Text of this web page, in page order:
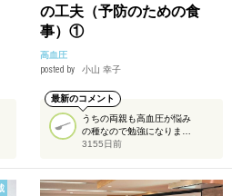
の工夫（予防のための食
事）①
高血圧
posted by
小山 幸子
最新のコメント
うちの両親も高血圧が悩み
の種なので勉強になりま…
3155日前